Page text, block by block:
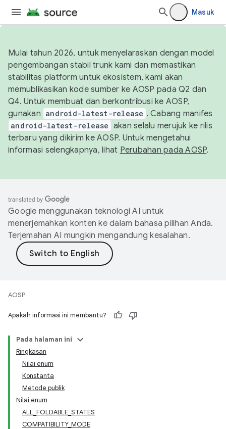
Masuk
Mulai tahun 2026, untuk menyelaraskan dengan model
pengembangan stabil trunk kami dan memastikan
stabilitas platform untuk ekosistem, kami akan
memublikasikan kode sumber ke AOSP pada Q2 dan
Q4. Untuk membuat dan berkontribusi ke AOSP,
gunakan android-latest-release . Cabang manifes
android-latest-release akan selalu merujuk ke rilis
terbaru yang dikirim ke AOSP. Untuk mengetahui
informasi selengkapnya, lihat Perubahan pada AOSP.
Google menggunakan teknologi AI untuk
menerjemahkan konten ke dalam bahasa pilihan Anda.
Terjemahan AI mungkin mengandung kesalahan.
AOSP
Apakah informasi ini membantu?
Pada halaman ini
Ringkasan
Nilai enum
Konstanta
Metode publik
Nilai enum
ALL_FOLDABLE_STATES
COMPATIBILITY_MODE